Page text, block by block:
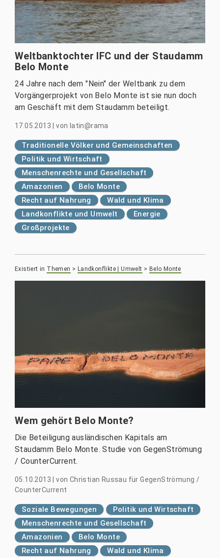
Weltbanktochter IFC und der Staudamm
Belo Monte
24 Jahre nach dem "Nein" der Weltbank zu dem
Vorgängerprojekt von Belo Monte ist sie nun doch
am Geschäft mit dem Staudamm beteiligt.
17.05.2013 |von latin@rama
Traditionelle Völker und Gemeinschaften
Politik und Wirtschaft
Menschenrechte und Gesellschaft
Amazonien
Belo Monte
Recht auf Nahrung
Wald und Klima
Landkonflikte und Umwelt
Energie
Großprojekte
Existiert in Themen > Landkonflikte | Umwelt > Belo Monte
Wem gehört Belo Monte?
Die Beteiligung ausländischen Kapitals am
Staudamm Belo Monte. Studie von GegenStrömung
/ CounterCurrent.
05.10.2013 |von Christian Russau für GegenStrömung /
CounterCurrent
Soziale Bewegungen
Politik und Wirtschaft
Menschenrechte und Gesellschaft
Amazonien
Belo Monte
Recht auf Nahrung
Wald und Klima